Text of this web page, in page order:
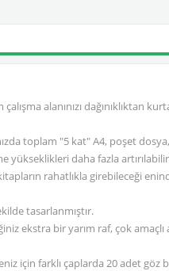
alanınızı dağınıklıktan
toplam "5 kat" A4, poşet
yükseklikleri daha fazla
rahatlıkla girebileceği
tasarlanmıştır.
ekstra bir yarım raf, çok
için farklı çaplarda 20 adet